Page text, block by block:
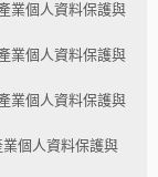
業個人資料保護與
業個人資料保護與
業個人資料保護與
業個人資料保護與